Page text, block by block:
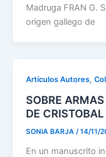
Madruga FRAN G.
origen gallego de
Artículos Autores,
SOBRE
DE
SONIA BARJA/14/11/
En un manuscrito